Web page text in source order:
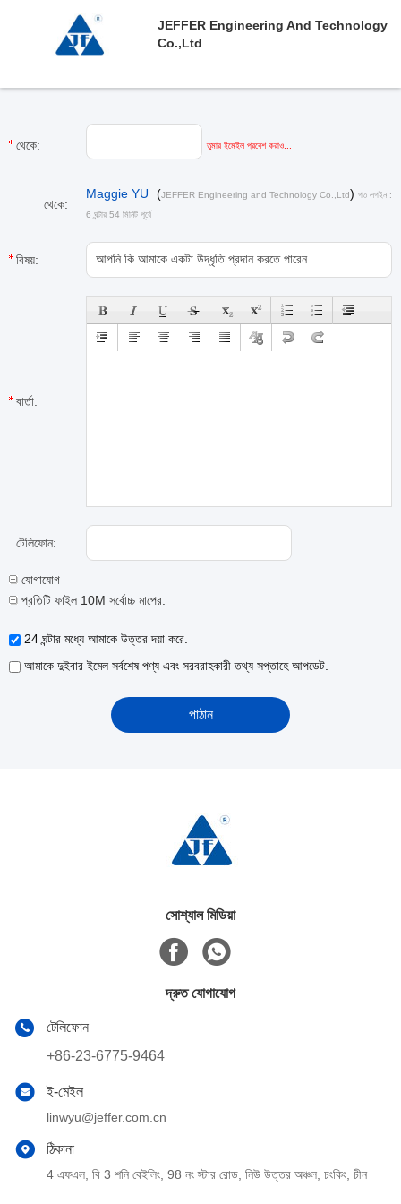
JEFFER Engineering And Technology
Co.,Ltd
থেকে: তুমার ইমেইল প্রবেশ করাও...
থেকে:
Maggie YU (JEFFER Engineering and Technology Co.,Ltd) গত লগইন :
6 ঘন্টার 54 মিনিট পূর্বে
বিষয়:
বার্তা:
টেলিফোন:
যোগাযোগ
প্রতিটি ফাইল 10M সর্বোচ্চ মাপের.
24 ঘন্টার মধ্যে আমাকে উত্তর দয়া করে.
আমাকে দুইবার ইমেল সর্বশেষ পণ্য এবং সরবরাহকারী তথ্য সপ্তাহে আপডেট.
সোশ্যাল মিডিয়া
দ্রুত যোগাযোগ
টেলিফোন
+86-23-6775-9464
ই-মেইল
linwyu@jeffer.com.cn
ঠিকানা
4 এফএল, বি 3 শনি বেইলিং, 98 নং স্টার রোড, নিউ উত্তর অঞ্চল, চংকিং, চীন